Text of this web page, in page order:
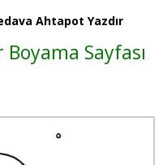
Ahtapot Yazdır
Sayfası